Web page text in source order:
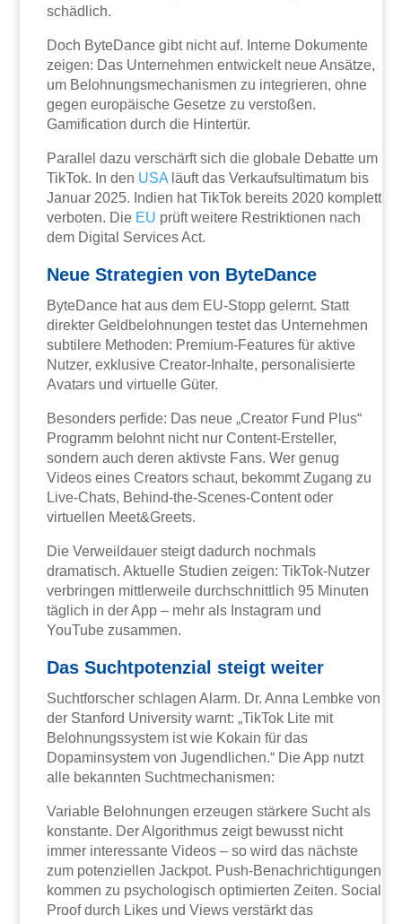
schädlich.
Doch ByteDance gibt nicht auf. Interne Dokumente
zeigen: Das Unternehmen entwickelt neue Ansätze,
um Belohnungsmechanismen zu integrieren, ohne
gegen europäische Gesetze zu verstoßen.
Gamification durch die Hintertür.
Parallel dazu verschärft sich die globale Debatte um
TikTok. In den USA läuft das Verkaufsultimatum bis
Januar 2025. Indien hat TikTok bereits 2020 komplett
verboten. Die EU prüft weitere Restriktionen nach
dem Digital Services Act.
Neue Strategien von ByteDance
ByteDance hat aus dem EU-Stopp gelernt. Statt
direkter Geldbelohnungen testet das Unternehmen
subtilere Methoden: Premium-Features für aktive
Nutzer, exklusive Creator-Inhalte, personalisierte
Avatars und virtuelle Güter.
Besonders perfide: Das neue „Creator Fund Plus“
Programm belohnt nicht nur Content-Ersteller,
sondern auch deren aktivste Fans. Wer genug
Videos eines Creators schaut, bekommt Zugang zu
Live-Chats, Behind-the-Scenes-Content oder
virtuellen Meet&Greets.
Die Verweildauer steigt dadurch nochmals
dramatisch. Aktuelle Studien zeigen: TikTok-Nutzer
verbringen mittlerweile durchschnittlich 95 Minuten
täglich in der App – mehr als Instagram und
YouTube zusammen.
Das Suchtpotenzial steigt weiter
Suchtforscher schlagen Alarm. Dr. Anna Lembke von
der Stanford University warnt: „TikTok Lite mit
Belohnungssystem ist wie Kokain für das
Dopaminsystem von Jugendlichen.“ Die App nutzt
alle bekannten Suchtmechanismen:
Variable Belohnungen erzeugen stärkere Sucht als
konstante. Der Algorithmus zeigt bewusst nicht
immer interessante Videos – so wird das nächste
zum potenziellen Jackpot. Push-Benachrichtigungen
kommen zu psychologisch optimierten Zeiten. Social
Proof durch Likes und Views verstärkt das